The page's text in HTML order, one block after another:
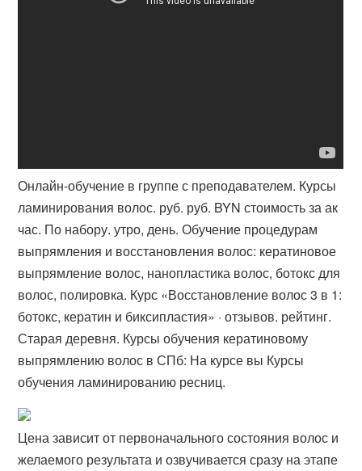
Онлайн-обучение в группе с преподавателем. Курсы
ламинирования волос. руб. руб. BYN стоимость за ак
час. По набору. утро, день​. Обучение процедурам
выпрямления и восстановления волос: кератиновое
выпрямление волос, нанопластика волос, ботокс для
волос, полировка. Курс «Восстановление волос 3 в 1:
ботокс, кератин и биксипластия» · отзывов. рейтинг.
Старая деревня. Курсы обучения кератиновому
выпрямлению волос в СПб: На курсе вы Курсы
обучения ламинированию ресниц.
Цена зависит от первоначального состояния волос и
желаемого результата и озвучивается сразу на этапе